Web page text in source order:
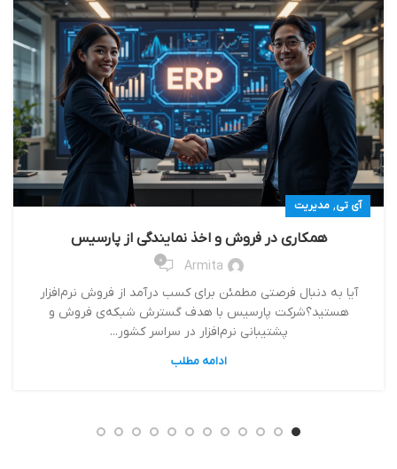
آی تی, مدیریت
همکاری در فروش و اخذ نمایندگی از پارسیس
Armita
0
آیا به دنبال فرصتی مطمئن برای کسب درآمد از فروش نرم‌افزار
هستید؟شرکت پارسیس با هدف گسترش شبکه‌ی فروش و
پشتیبانی نرم‌افزار در سراسر کشور...
ادامه مطلب